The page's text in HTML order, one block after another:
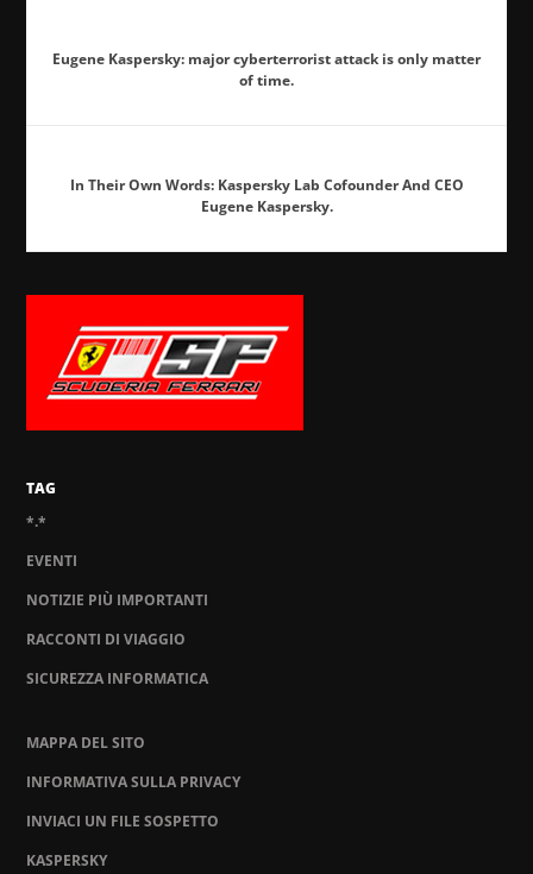
Eugene Kaspersky: major cyberterrorist attack is only matter
of time.
In Their Own Words: Kaspersky Lab Cofounder And CEO
Eugene Kaspersky.
TAG
*.*
EVENTI
NOTIZIE PIÙ IMPORTANTI
RACCONTI DI VIAGGIO
SICUREZZA INFORMATICA
MAPPA DEL SITO
INFORMATIVA SULLA PRIVACY
INVIACI UN FILE SOSPETTO
KASPERSKY